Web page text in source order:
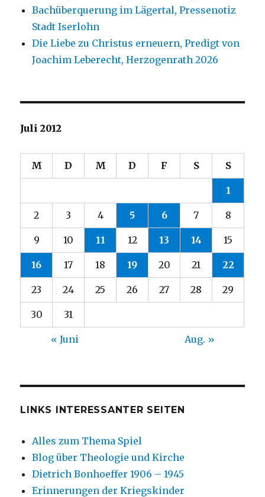
Bachüberquerung im Lägertal, Pressenotiz
Stadt Iserlohn
Die Liebe zu Christus erneuern, Predigt von
Joachim Leberecht, Herzogenrath 2026
Juli 2012
M D M D F S S
1
2 3 4 5 6 7 8
9 10 11 12 13 14 15
16 17 18 19 20 21 22
23 24 25 26 27 28 29
30 31
« Juni Aug. »
LINKS INTERESSANTER SEITEN
Alles zum Thema Spiel
Blog über Theologie und Kirche
Dietrich Bonhoeffer 1906 – 1945
Erinnerungen der Kriegskinder